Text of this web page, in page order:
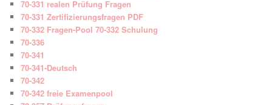
70-331 realen Prüfung Fragen
70-331 Zertifizierungsfragen PDF
70-332 Fragen-Pool 70-332 Schulung
70-336
70-341
70-341-Deutsch
70-342
70-342 freie Examenpool